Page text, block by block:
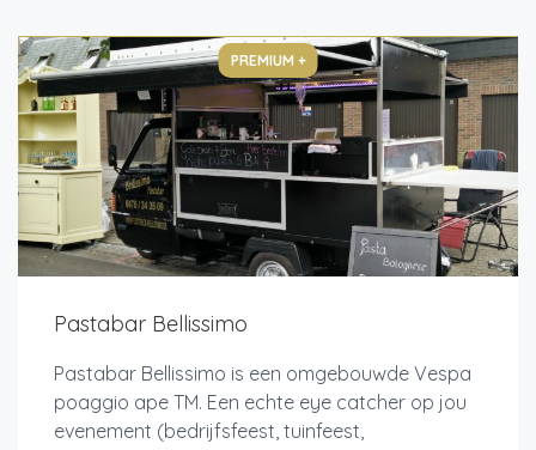
PREMIUM +
Pastabar Bellissimo
Pastabar Bellissimo is een omgebouwde Vespa
poaggio ape TM. Een echte eye catcher op jou
evenement (bedrijfsfeest, tuinfeest,